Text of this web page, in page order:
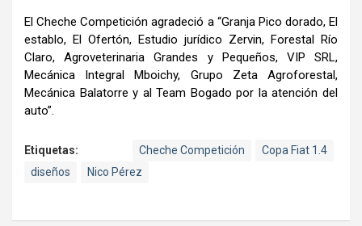
El Cheche Competición agradeció a “Granja Pico dorado, El
establo, El Ofertón, Estudio jurídico Zervin, Forestal Río
Claro, Agroveterinaria Grandes y Pequeños, VIP SRL,
Mecánica Integral Mboichy, Grupo Zeta Agroforestal,
Mecánica Balatorre y al Team Bogado por la atención del
auto”.
Etiquetas: Cheche Competición
Copa Fiat 1.4
diseños
Nico Pérez